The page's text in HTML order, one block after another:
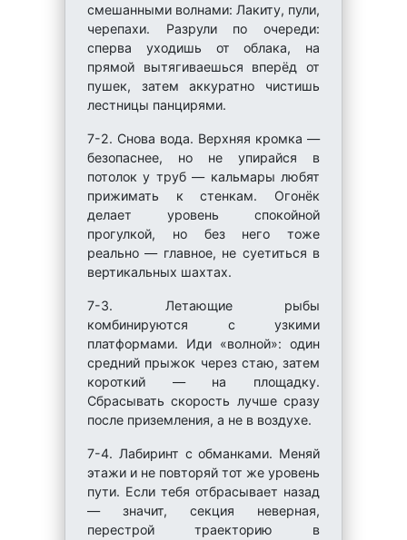
смешанными волнами: Лакиту, пули,
черепахи. Разрули по очереди:
сперва уходишь от облака, на
прямой вытягиваешься вперёд от
пушек, затем аккуратно чистишь
лестницы панцирями.
7-2. Снова вода. Верхняя кромка —
безопаснее, но не упирайся в
потолок у труб — кальмары любят
прижимать к стенкам. Огонёк
делает уровень спокойной
прогулкой, но без него тоже
реально — главное, не суетиться в
вертикальных шахтах.
7-3. Летающие рыбы
комбинируются с узкими
платформами. Иди «волной»: один
средний прыжок через стаю, затем
короткий — на площадку.
Сбрасывать скорость лучше сразу
после приземления, а не в воздухе.
7-4. Лабиринт с обманками. Меняй
этажи и не повторяй тот же уровень
пути. Если тебя отбрасывает назад
— значит, секция неверная,
перестрой траекторию в